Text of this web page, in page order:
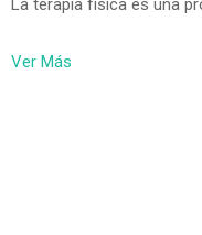
La terapia física es una
Ver Más